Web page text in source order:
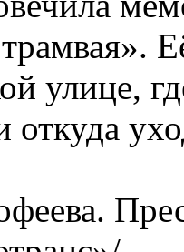
улице,
откуда